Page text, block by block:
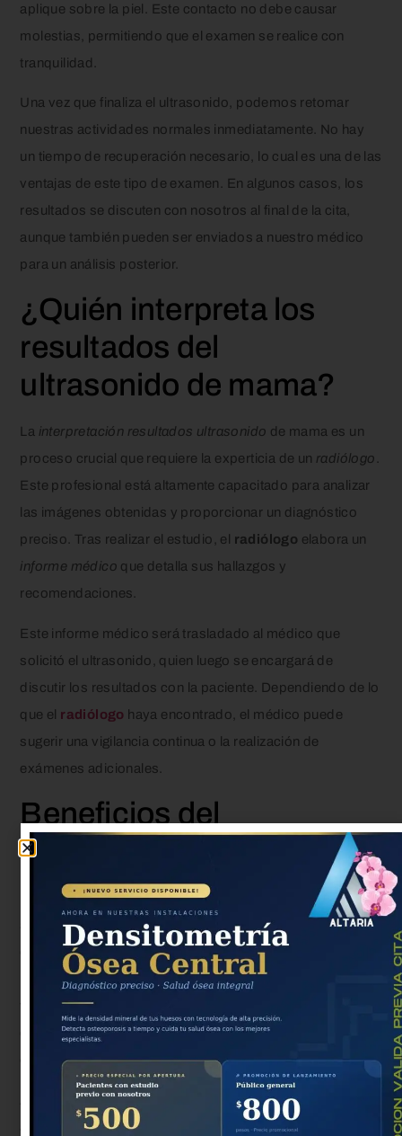
aplique sobre la piel. Este contacto no debe causar
molestias, permitiendo que el examen se realice con
tranquilidad.
Una vez que finaliza el ultrasonido, podemos retomar
nuestras actividades normales inmediatamente. No hay
un tiempo de recuperación necesario, lo cual es una de las
ventajas de este tipo de examen. En algunos casos, los
resultados se discuten con nosotros al final de la cita,
aunque también pueden ser enviados a nuestro médico
para un análisis posterior.
¿Quién interpreta los
resultados del
ultrasonido de mama?
La interpretación resultados ultrasonido de mama es un
proceso crucial que requiere la experticia de un radiólogo .
Este profesional está altamente capacitado para analizar
las imágenes obtenidas y proporcionar un diagnóstico
preciso. Tras realizar el estudio, el radiólogo elabora un
informe médico que detalla sus hallazgos y
recomendaciones.
Este informe médico será trasladado al médico que
solicitó el ultrasonido, quien luego se encargará de
discutir los resultados con la paciente. Dependiendo de lo
que el radiólogo haya encontrado, el médico puede
sugerir una vigilancia continua o la realización de
exámenes adicionales.
Beneficios del
ultrasonido de mama
beneficios ultrasonido de mama
son numerosos y
significativos. Este procedimiento ofrece imágenes
detalladas de los tejidos blandos mamarios, lo que nos
permite identificar irregularidades que podrían no ser
visibles mediante mamografías. La
condiciones anormales es crucial en la salud mamaria, y
el ultrasonido se convierte en una herramienta esencial.
A través de este examen, podemos clasificar las
anomalías para entender si necesitan una evaluación más